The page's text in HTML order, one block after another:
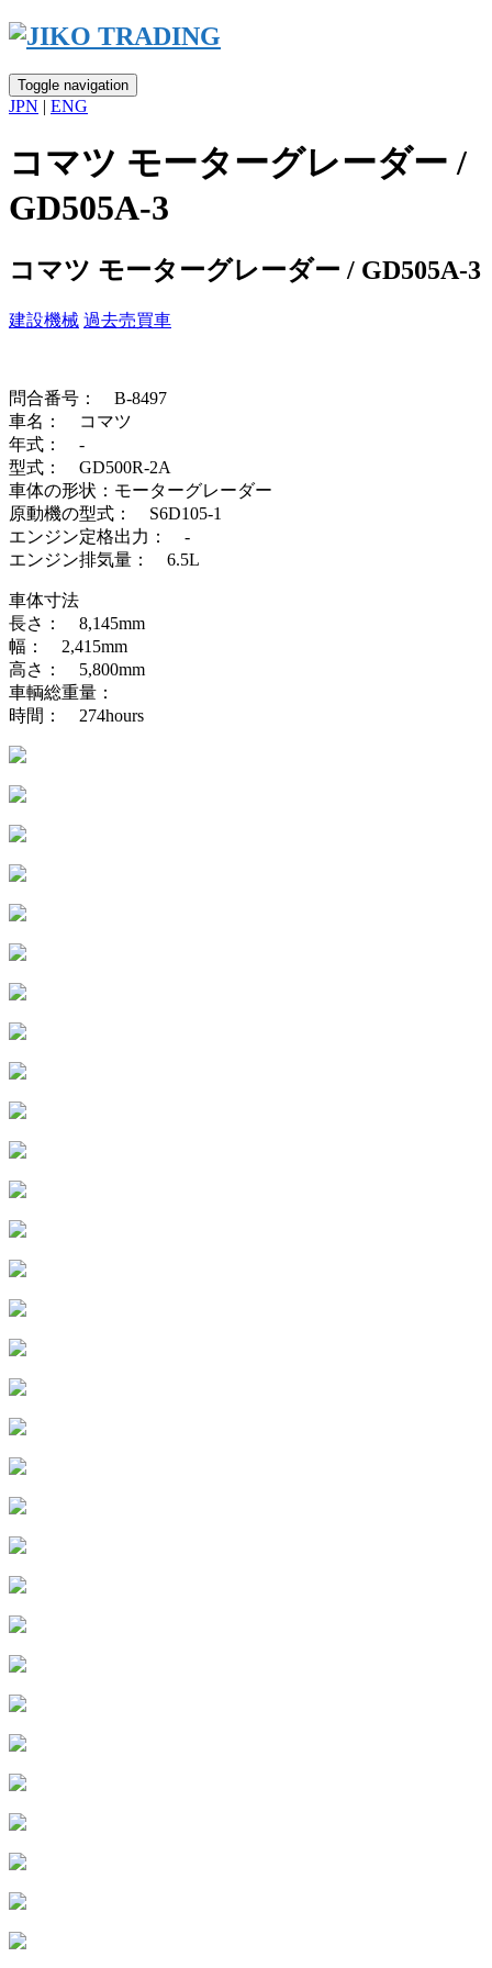
Skip
content
Toggle navigation
JPN | ENG
コマツ モーターグレーダー /
GD505A-3
コマツ モーターグレーダー / GD505A-3
建設機械 過去売買車
問合番号： B-8497
車名： コマツ
年式： -
型式： GD500R-2A
車体の形状：モーターグレーダー
原動機の型式： S6D105-1
エンジン定格出力： -
エンジン排気量： 6.5L
車体寸法
長さ： 8,145mm
幅： 2,415mm
高さ： 5,800mm
車輌総重量：
時間： 274hours